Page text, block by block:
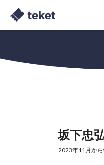
坂下忠
2023年11月か